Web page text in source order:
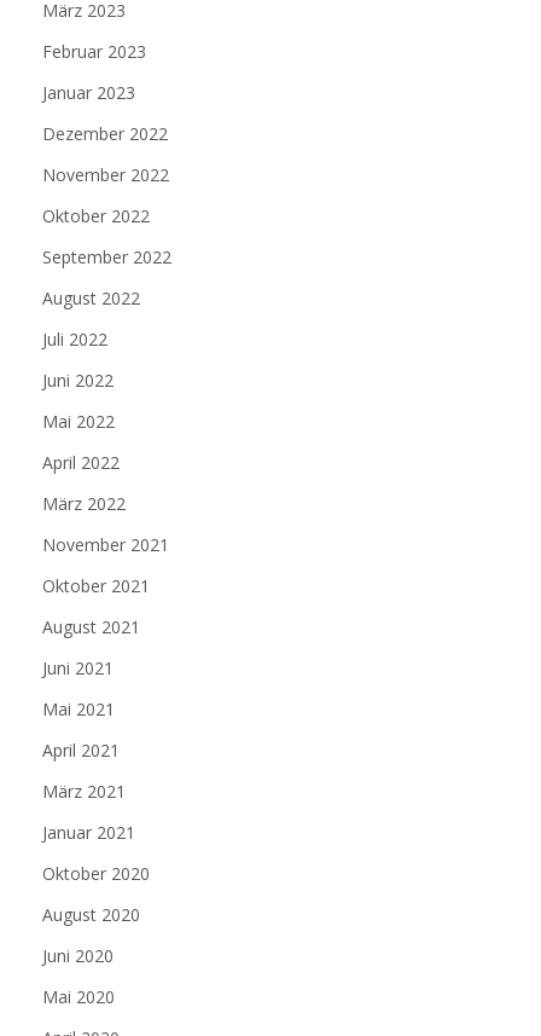
März 2023
Februar 2023
Januar 2023
Dezember 2022
November 2022
Oktober 2022
September 2022
August 2022
Juli 2022
Juni 2022
Mai 2022
April 2022
März 2022
November 2021
Oktober 2021
August 2021
Juni 2021
Mai 2021
April 2021
März 2021
Januar 2021
Oktober 2020
August 2020
Juni 2020
Mai 2020